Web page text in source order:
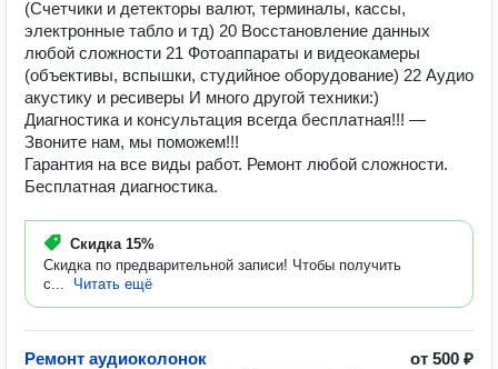
(Счетчики и детекторы валют, терминалы, кассы,
электронные табло и тд) 20 Восстановление данных
любой сложности 21 Фотоаппараты и видеокамеры
(объективы, вспышки, студийное оборудование) 22 Аудио
акустику и ресиверы И много другой техники:)
Диагностика и консультация всегда бесплатная!!! —
Звоните нам, мы поможем!!!
Гарантия на все виды работ. Ремонт любой сложности.
Бесплатная диагностика.
Скидка 15%
Скидка по предварительной записи! Чтобы получить
с...
Читать ещё
Ремонт аудиоколонок
от 500 ₽